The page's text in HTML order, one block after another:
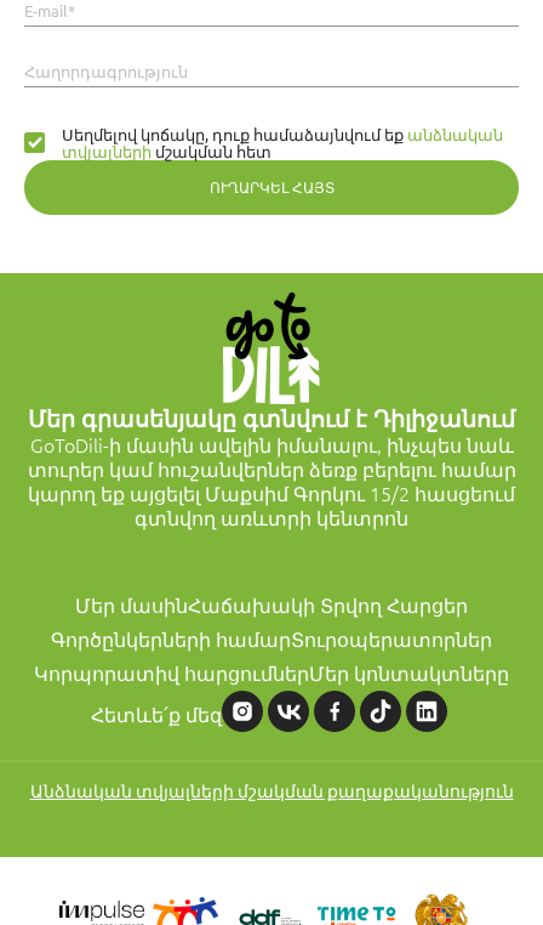
E-mail*
Հաղորդագրություն
ՈՒՂԱՐԿԵԼ ՀԱՅՏ
Սեղմելով կոճակը, դուք համաձայնվում եք անձնական
տվյալներիմշակման հետ
Մեր գրասենյակը գտնվում է Դիլիջանում
GoToDili-ի մասին ավելին իմանալու, ինչպես նաև
տուրեր կամ հուշանվերներ ձեռք բերելու համար
կարող եք այցելել Մաքսիմ Գորկու 15/2 հասցեում
գտնվող առևտրի կենտրոն
Մեր մասինՀաճախակի Տրվող Հարցեր
Գործընկերների համարՏուրօպերատորներ
Կորպորատիվ հարցումներՄեր կոնտակտները
Հետևե՛ք մեզ
Անձնական տվյալների մշակման քաղաքականություն